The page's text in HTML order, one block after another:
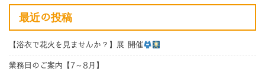
最近の投稿
【浴衣で花火を見ませんか？】展 開催
業務日のご案内【7～8月】